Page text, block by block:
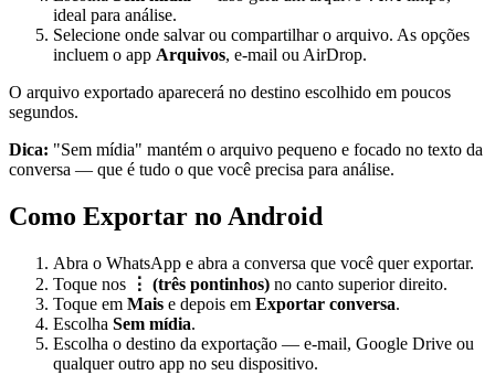
ideal para análise.
Selecione onde salvar ou compartilhar o arquivo. As opções
incluem o app Arquivos, e-mail ou AirDrop.
O arquivo exportado aparecerá no destino escolhido em poucos
segundos.
Dica: "Sem mídia" mantém o arquivo pequeno e focado no texto da
conversa — que é tudo o que você precisa para análise.
Como Exportar no Android
Abra o WhatsApp e abra a conversa que você quer exportar.
Toque nos
⋮ (três pontinhos) no canto superior direito.
Toque em Mais e depois em Exportar conversa.
Escolha Sem mídia.
Escolha o destino da exportação — e-mail, Google Drive ou
qualquer outro app no seu dispositivo.